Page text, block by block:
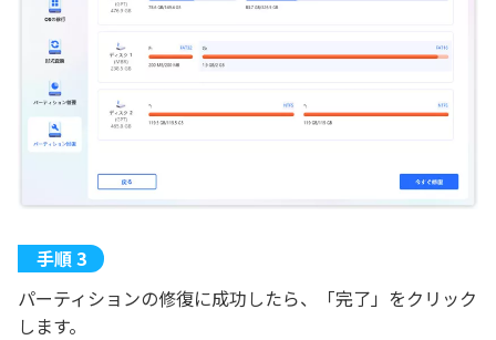
パーティションの修復に成功したら、「完了」をクリック
します。